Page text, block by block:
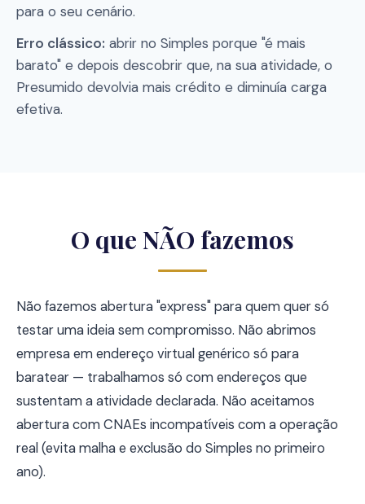
para o seu cenário.
Erro clássico: abrir no Simples porque "é mais
barato" e depois descobrir que, na sua atividade, o
Presumido devolvia mais crédito e diminuía carga
efetiva.
O que NÃO fazemos
Não fazemos abertura "express" para quem quer só
testar uma ideia sem compromisso. Não abrimos
empresa em endereço virtual genérico só para
baratear — trabalhamos só com endereços que
sustentam a atividade declarada. Não aceitamos
abertura com CNAEs incompatíveis com a operação
real (evita malha e exclusão do Simples no primeiro
ano).